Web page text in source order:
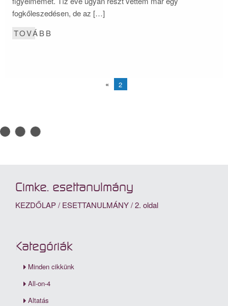
Cimke: esettanulmány
KEZDŐLAP/ ESETTANULMÁNY/2. oldal
Kategóriák
Minden cikkünk
All-on-4
Altatás
fogkőleszedésen, de az […]
TOVÁBB
« 2